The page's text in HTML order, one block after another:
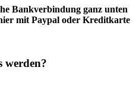
Bankverbindung ganz unten
mit Paypal oder Kreditkarte
werden?